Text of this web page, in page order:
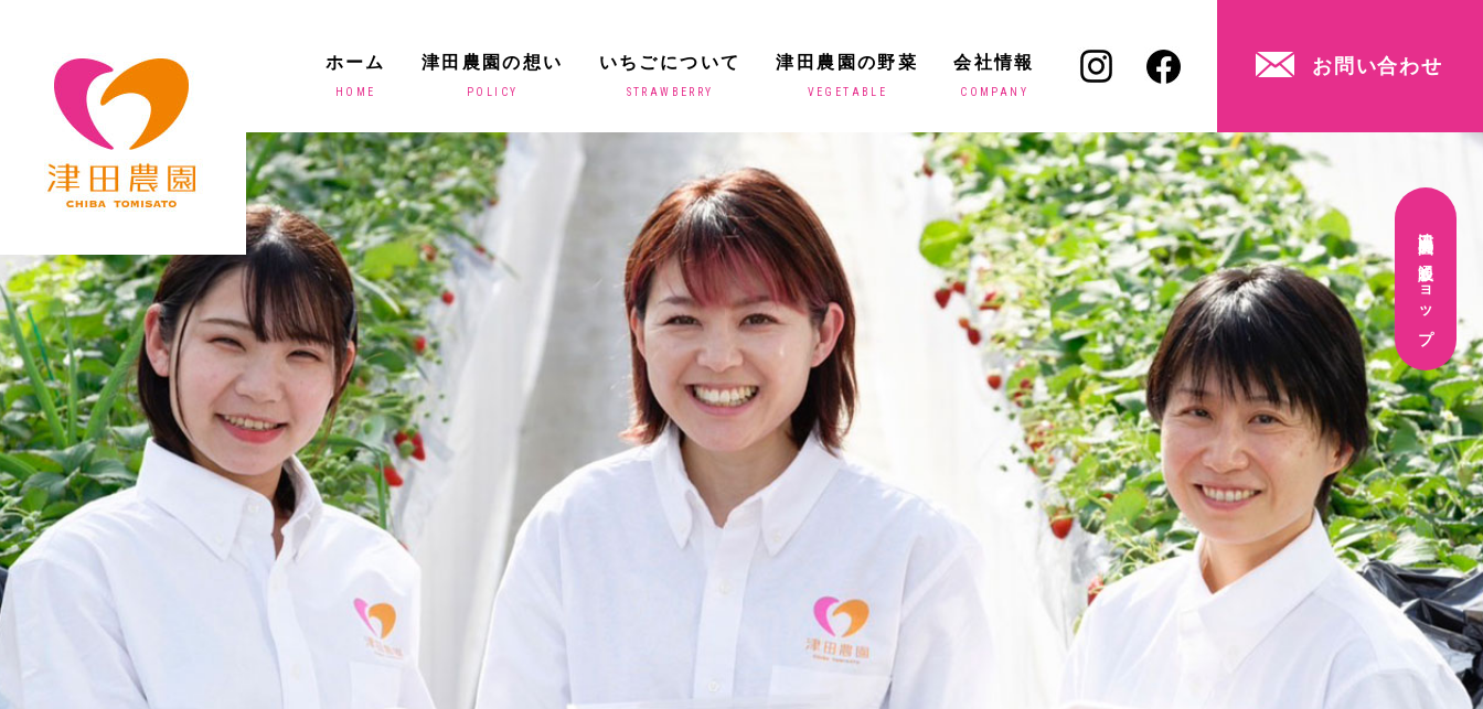
ホーム
HOME
津田農園の想い
POLICY
いちごについて
STRAWBERRY
津田農園の野菜
VEGETABLE
会社情報
COMPANY
お問い合わせ
津田農園の通販ショップ